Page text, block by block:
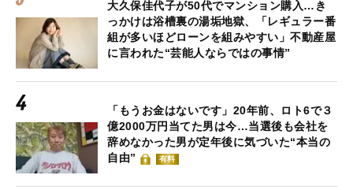
大久保佳代子が50代でマンション購入…き
っかけは浴槽裏の湯垢地獄、「レギュラー番
組が多いほどローンを組みやすい」不動産屋
に言われた“芸能人ならではの事情”
「もうお金はないです」20年前、ロト6で３
億2000万円当てた男は今…当選後も会社を
辞めなかった男が定年後に気づいた“本当の
自由”
有料